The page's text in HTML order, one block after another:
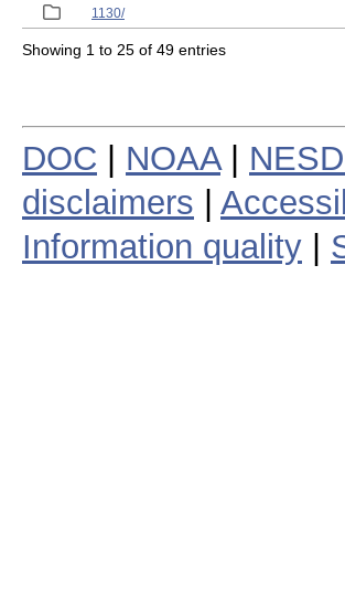
1130/
Showing 1 to 25 of 49 entries
DOC NOAA|
disclaimers
Information quality